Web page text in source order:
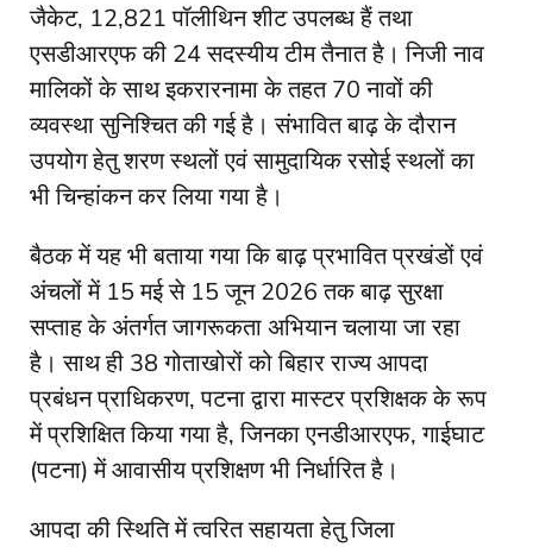
जैकेट, 12,821 पॉलीथिन शीट उपलब्ध हैं तथा
एसडीआरएफ की 24 सदस्यीय टीम तैनात है। निजी नाव
मालिकों के साथ इकरारनामा के तहत 70 नावों की
व्यवस्था सुनिश्चित की गई है। संभावित बाढ़ के दौरान
उपयोग हेतु शरण स्थलों एवं सामुदायिक रसोई स्थलों का
भी चिन्हांकन कर लिया गया है।
बैठक में यह भी बताया गया कि बाढ़ प्रभावित प्रखंडों एवं
अंचलों में 15 मई से 15 जून 2026 तक बाढ़ सुरक्षा
सप्ताह के अंतर्गत जागरूकता अभियान चलाया जा रहा
है। साथ ही 38 गोताखोरों को बिहार राज्य आपदा
प्रबंधन प्राधिकरण, पटना द्वारा मास्टर प्रशिक्षक के रूप
में प्रशिक्षित किया गया है, जिनका एनडीआरएफ, गाईघाट
(पटना) में आवासीय प्रशिक्षण भी निर्धारित है।
आपदा की स्थिति में त्वरित सहायता हेतु जिला